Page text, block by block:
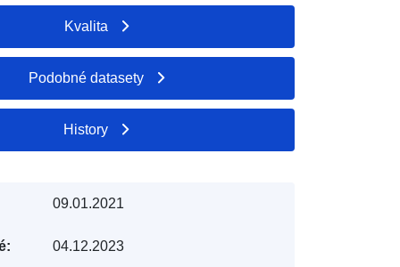
Kvalita
Podobné datasety
History
09.01.2021
04.12.2023